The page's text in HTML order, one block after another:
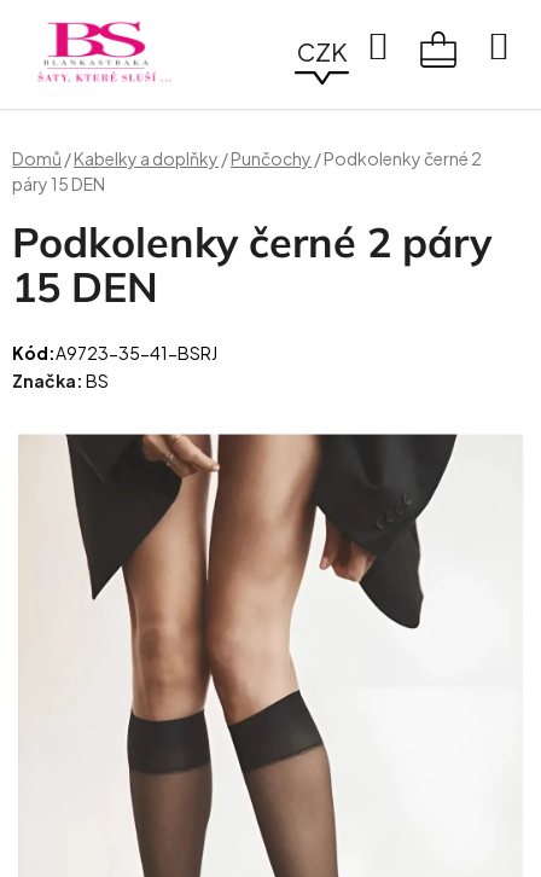
obsah
CZK
Hledat
Domů /Kabelky a doplňky /Punčochy /Podkolenky černé 2
páry 15 DEN
Podkolenky černé 2 páry
15 DEN
Kód:A9723-35-41-BSRJ
Značka: BS